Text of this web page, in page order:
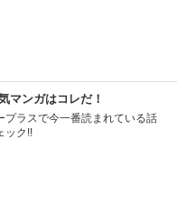
マンガはコレだ！
プラスで今一番読まれている話
ック!!